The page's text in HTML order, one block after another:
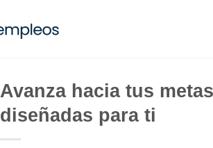
Avanza hacia tus
diseñadas para ti